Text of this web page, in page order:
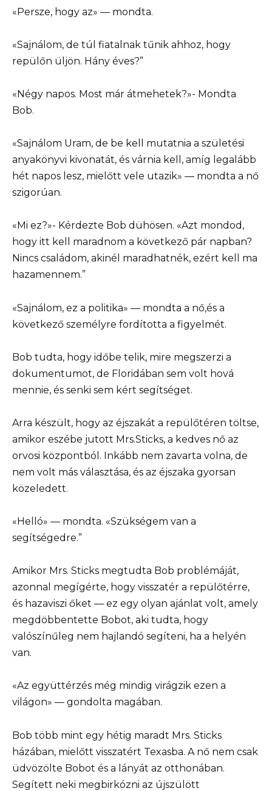
«Persze, hogy az» — mondta.
«Sajnálom, de túl fiatalnak tűnik ahhoz, hogy
repülőn üljön. Hány éves?”
«Négy napos. Most már átmehetek?»- Mondta
Bob.
«Sajnálom Uram, de be kell mutatnia a születési
anyakönyvi kivonatát, és várnia kell, amíg legalább
hét napos lesz, mielőtt vele utazik» — mondta a nő
szigorúan.
«Mi ez?»- Kérdezte Bob dühösen. «Azt mondod,
hogy itt kell maradnom a következő pár napban?
Nincs családom, akinél maradhatnék, ezért kell ma
hazamennem.”
«Sajnálom, ez a politika» — mondta a nő,és a
következő személyre fordította a figyelmét.
Bob tudta, hogy időbe telik, mire megszerzi a
dokumentumot, de Floridában sem volt hová
mennie, és senki sem kért segítséget.
Arra készült, hogy az éjszakát a repülőtéren töltse,
amikor eszébe jutott Mrs.Sticks, a kedves nő az
orvosi központból. Inkább nem zavarta volna, de
nem volt más választása, és az éjszaka gyorsan
közeledett.
«Helló» — mondta. «Szükségem van a
segítségedre.”
Amikor Mrs. Sticks megtudta Bob problémáját,
azonnal megígérte, hogy visszatér a repülőtérre,
és hazaviszi őket — ez egy olyan ajánlat volt, amely
megdöbbentette Bobot, aki tudta, hogy
valószínűleg nem hajlandó segíteni, ha a helyén
van.
«Az együttérzés még mindig virágzik ezen a
világon» — gondolta magában.
Bob több mint egy hétig maradt Mrs. Sticks
házában, mielőtt visszatért Texasba. A nő nem csak
üdvözölte Bobot és a lányát az otthonában.
Segített neki megbirkózni az újszülött